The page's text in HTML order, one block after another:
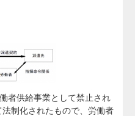
者供給事業として禁止され
制化されたもので、労働者